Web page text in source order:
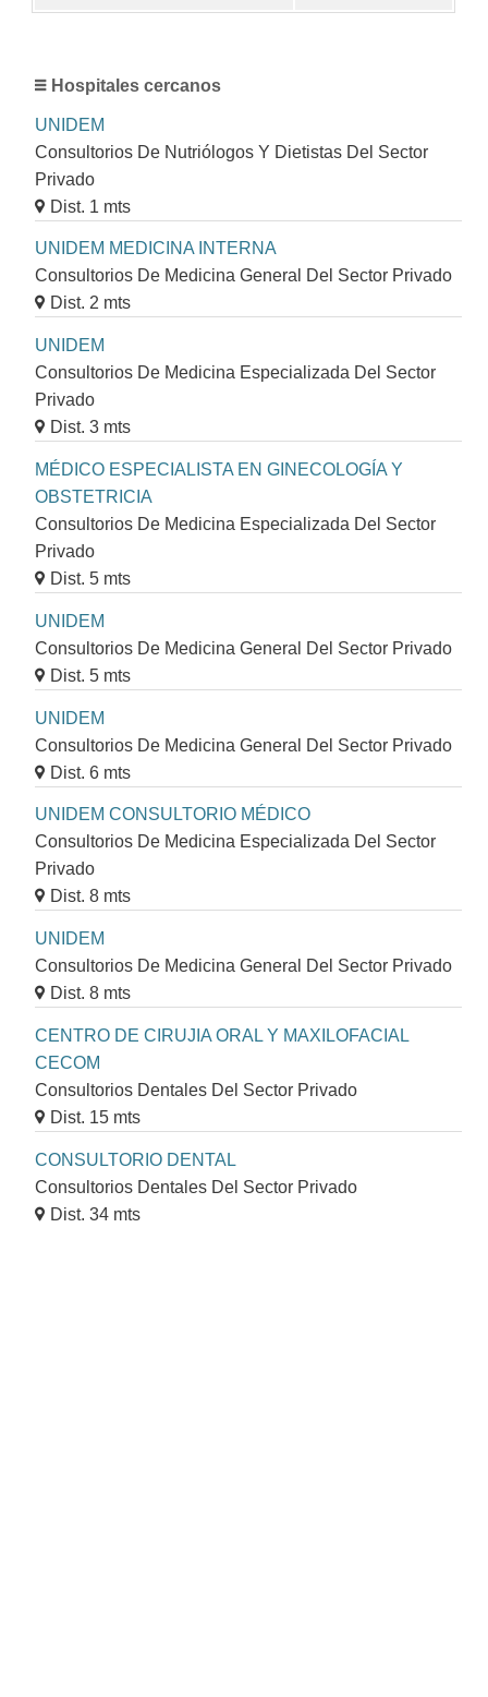
Hospitales cercanos
UNIDEM
Consultorios De Nutriólogos Y Dietistas Del Sector
Privado
Dist. 1 mts
UNIDEM MEDICINA INTERNA
Consultorios De Medicina General Del Sector Privado
Dist. 2 mts
UNIDEM
Consultorios De Medicina Especializada Del Sector
Privado
Dist. 3 mts
MÉDICO ESPECIALISTA EN GINECOLOGÍA Y
OBSTETRICIA
Consultorios De Medicina Especializada Del Sector
Privado
Dist. 5 mts
UNIDEM
Consultorios De Medicina General Del Sector Privado
Dist. 5 mts
UNIDEM
Consultorios De Medicina General Del Sector Privado
Dist. 6 mts
UNIDEM CONSULTORIO MÉDICO
Consultorios De Medicina Especializada Del Sector
Privado
Dist. 8 mts
UNIDEM
Consultorios De Medicina General Del Sector Privado
Dist. 8 mts
CENTRO DE CIRUJIA ORAL Y MAXILOFACIAL
CECOM
Consultorios Dentales Del Sector Privado
Dist. 15 mts
CONSULTORIO DENTAL
Consultorios Dentales Del Sector Privado
Dist. 34 mts